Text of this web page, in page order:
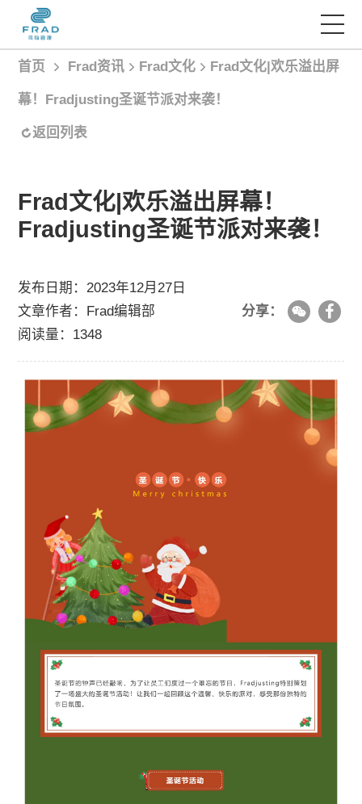
首页
服务项目
经典案例
Frad资讯
关于我们
加入我们
首页 Frad资讯 Frad文化 Frad文化|欢乐溢出屏
幕！Fradjusting圣诞节派对来袭！
返回列表
Frad文化|欢乐溢出屏幕！
Fradjusting圣诞节派对来袭！
发布日期：2023年12月27日
文章作者：Frad编辑部
阅读量：1348
分享：